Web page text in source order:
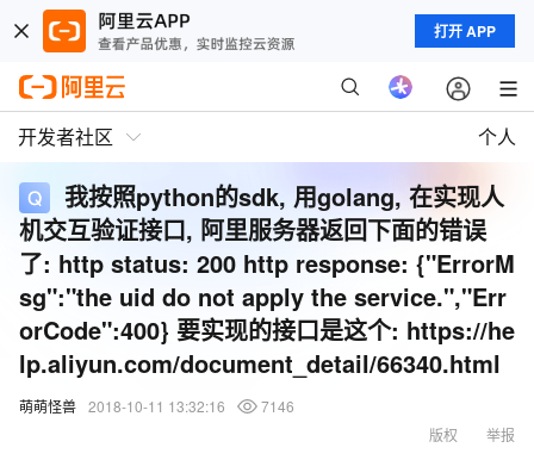
打开 APP
开发者社区 个人
我按照python的sdk, 用golang, 在实现人
机交互验证接口, 阿里服务器返回下面的错误
了: http status: 200 http response: {"ErrorM
sg":"the uid do not apply the service.","Err
orCode":400} 要实现的接口是这个: https://he
lp.aliyun.com/document_detail/66340.html
萌萌怪兽 2018-10-11 13:32:16
7146
举报
版权